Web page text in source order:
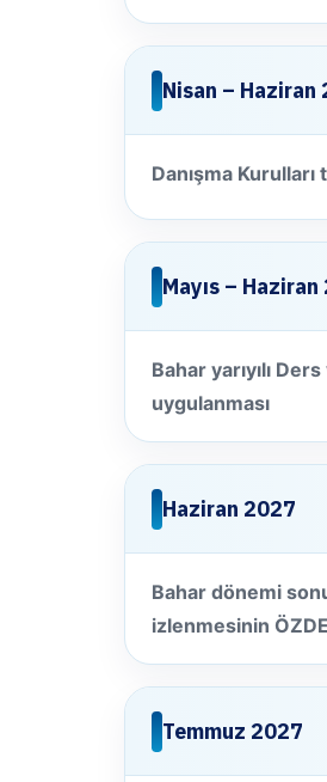
Nisan – Haziran
Danışma
Mayıs –
Bahar yarıyılı
uygulanması
Haziran 2027
Bahar dönemi
izlenmesinin
Temmuz 2027